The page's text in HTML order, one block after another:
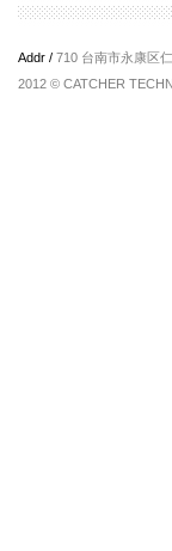
Addr / 710 台南市永康区
2012 © CATCHER